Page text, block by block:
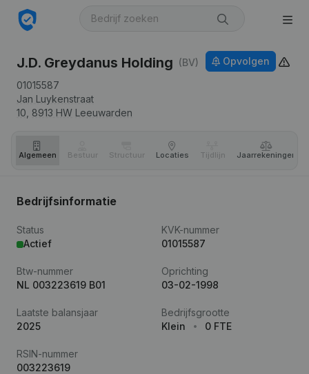
J.D. Greydanus Holding (BV)
01015587
Jan Luykenstraat
10, 8913 HW Leeuwarden
Opvolgen
Algemeen Bestuur Structuur Locaties Tijdlijn Jaar­rekeningen
Bedrijfsinformatie
Status
Actief
KVK-nummer
01015587
Btw-nummer
NL 003223619 B01
Oprichting
03-02-1998
Laatste balansjaar
2025
Bedrijfsgrootte
Klein
0 FTE
RSIN-nummer
003223619